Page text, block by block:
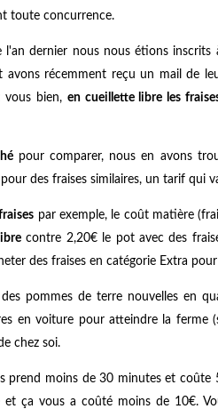
toute concurrence.
l'an dernier nous nous étions
avons récemment reçu un mail de
vous bien, en cueillette libre les
pour comparer, nous en avons
des fraises similaires, un tarif qui
par exemple, le coût matière
contre 2,20€ le pot avec des
des fraises en catégorie Extra
pommes de terre nouvelles en
en voiture pour atteindre la ferme
chez soi.
prend moins de 30 minutes et
ça vous a coûté moins de 10€.